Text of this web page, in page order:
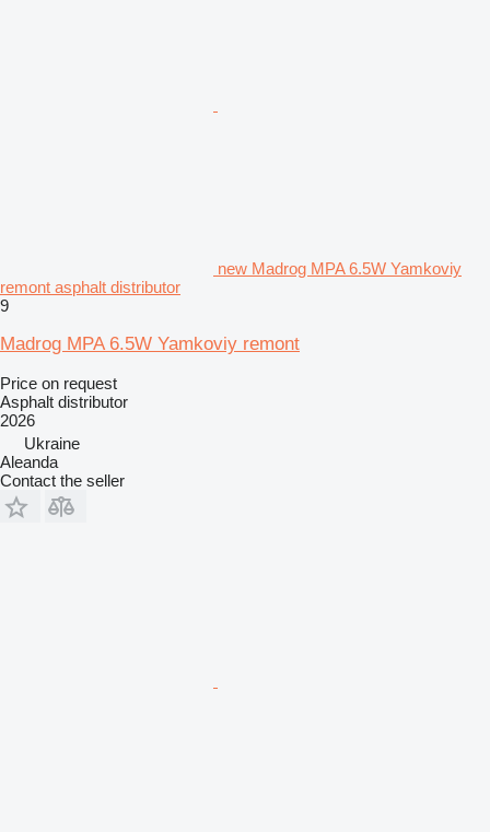
new Madrog MPA 6.5W Yamkoviy
remont asphalt distributor
9
Madrog MPA 6.5W Yamkoviy remont
Price on request
Asphalt distributor
2026
Ukraine
Aleanda
Contact the seller